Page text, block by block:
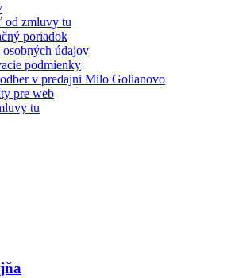
od zmluvy tu
poriadok
osobných údajov
podmienky
v predajni Milo Golianovo
pre web
tu